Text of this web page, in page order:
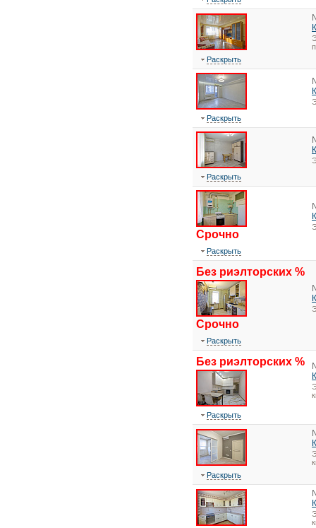
Раскрыть
Раскрыть
Раскрыть
Срочно
Раскрыть
Без риэлторских %
Срочно
Раскрыть
Без риэлторских %
Раскрыть
Раскрыть